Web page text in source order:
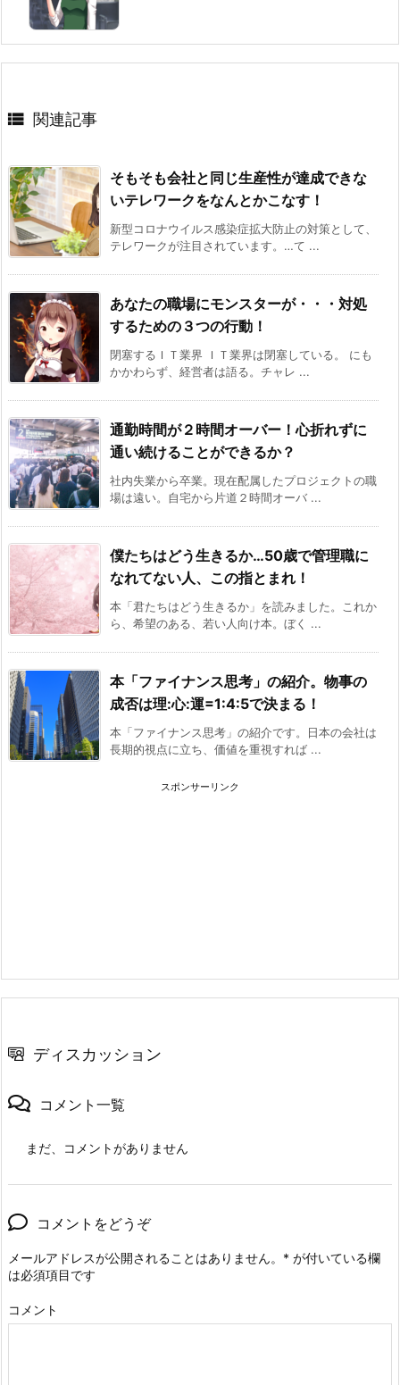
 関連記事
そもそも会社と同じ生産性が達成できな
いテレワークをなんとかこなす！
新型コロナウイルス感染症拡大防止の対策として、
テレワークが注目されています。…て ...
あなたの職場にモンスターが・・・対処
するための３つの行動！
閉塞するＩＴ業界 ＩＴ業界は閉塞している。 にも
かかわらず、経営者は語る。チャレ ...
通勤時間が２時間オーバー！心折れずに
通い続けることができるか？
社内失業から卒業。現在配属したプロジェクトの職
場は遠い。自宅から片道２時間オーバ ...
僕たちはどう生きるか…50歳で管理職に
なれてない人、この指とまれ！
本「君たちはどう生きるか」を読みました。これか
ら、希望のある、若い人向け本。ぼく ...
本「ファイナンス思考」の紹介。物事の
成否は理:心:運=1:4:5で決まる！
本「ファイナンス思考」の紹介です。日本の会社は
長期的視点に立ち、価値を重視すれば ...
スポンサーリンク
ディスカッション
コメント一覧
まだ、コメントがありません
コメントをどうぞ
メールアドレスが公開されることはありません。 * が付いている欄
は必須項目です
コメント